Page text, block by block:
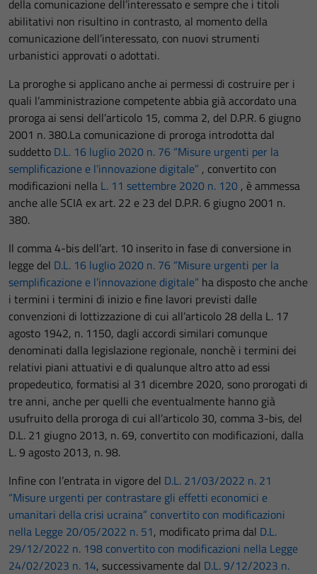
della comunicazione dell’interessato e sempre che i titoli
abilitativi non risultino in contrasto, al momento della
comunicazione dell’interessato, con nuovi strumenti
urbanistici approvati o adottati.
La proroghe si applicano anche ai permessi di costruire per i
quali l’amministrazione competente abbia già accordato una
proroga ai sensi dell’articolo 15, comma 2, del D.P.R. 6 giugno
2001 n. 380.La comunicazione di proroga introdotta dal
suddetto D.L. 16 luglio 2020 n. 76 “Misure urgenti per la
semplificazione e l’innovazione digitale” , convertito con
modificazioni nella L. 11 settembre 2020 n. 120 , è ammessa
anche alle SCIA ex art. 22 e 23 del D.P.R. 6 giugno 2001 n.
380.
Il comma 4-bis dell’art. 10 inserito in fase di conversione in
legge del D.L. 16 luglio 2020 n. 76 “Misure urgenti per la
semplificazione e l’innovazione digitale” ha disposto che anche
i termini i termini di inizio e fine lavori previsti dalle
convenzioni di lottizzazione di cui all’articolo 28 della L. 17
agosto 1942, n. 1150, dagli accordi similari comunque
denominati dalla legislazione regionale, nonchè i termini dei
relativi piani attuativi e di qualunque altro atto ad essi
propedeutico, formatisi al 31 dicembre 2020, sono prorogati di
tre anni, anche per quelli che eventualmente hanno già
usufruito della proroga di cui all’articolo 30, comma 3-bis, del
D.L. 21 giugno 2013, n. 69, convertito con modificazioni, dalla
L. 9 agosto 2013, n. 98.
Infine con l’entrata in vigore del D.L. 21/03/2022 n. 21
“Misure urgenti per contrastare gli effetti economici e
umanitari della crisi ucraina” convertito con modificazioni
nella Legge 20/05/2022 n. 51, modificato prima dal D.L.
29/12/2022 n. 198 convertito con modificazioni nella Legge
24/02/2023 n. 14, successivamente dal D.L. 9/12/2023 n.